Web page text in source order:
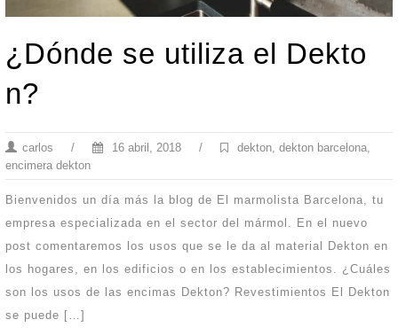
¿Dónde se utiliza el Dekto
n?
carlos / 16 abril, 2018 / dekton dekton barcelona
encimera dekton
Bienvenidos un día más la blog de El marmolista Barcelona, tu
empresa especializada en el sector del mármol. En el nuevo
post comentaremos los usos que se le da al material Dekton en
los hogares, en los edificios o en los establecimientos. ¿Cuáles
son los usos de las encimas Dekton? Revestimientos El Dekton
se puede […]